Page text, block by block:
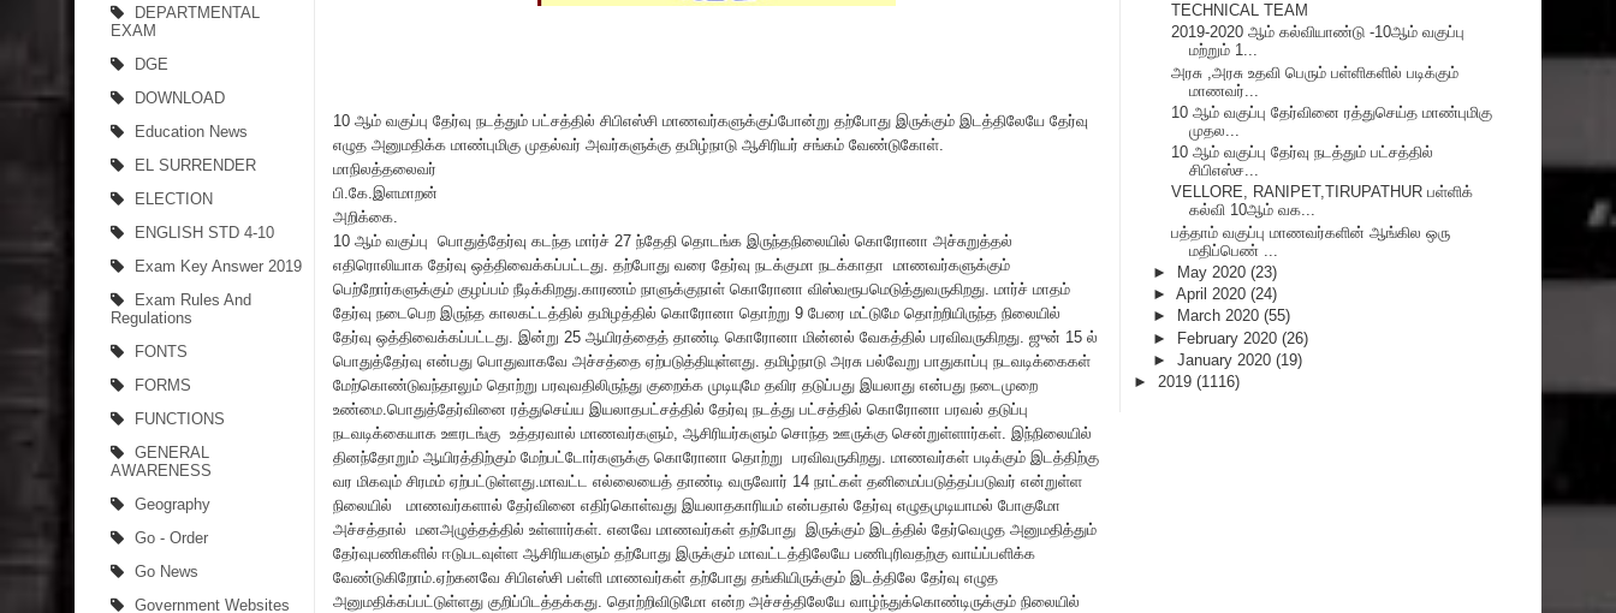
DEPARTMENTAL
EXAM
DGE
DOWNLOAD
Education News
EL SURRENDER
ELECTION
ENGLISH STD 4-10
Exam Key Answer 2019
Exam Rules And
Regulations
FONTS
FORMS
FUNCTIONS
GENERAL
AWARENESS
Geography
Go - Order
Go News
Government Websites
10 ஆம் வகுப்பு தேர்வு நடத்தும் பட்சத்தில் சிபிஎஸ்சி மாணவர்களுக்குப்போன்று தற்போது இருக்கும் இடத்திலேயே தேர்வு
எழுத அனுமதிக்க மாண்புமிகு முதல்வர் அவர்களுக்கு தமிழ்நாடு ஆசிரியர் சங்கம் வேண்டுகோள்.
மாநிலத்தலைவர்
பி.கே.இளமாறன்
அறிக்கை.
10 ஆம் வகுப்பு பொதுத்தேர்வு கடந்த மார்ச் 27 ந்தேதி தொடங்க இருந்தநிலையில் கொரோனா அச்சுறுத்தல்
எதிரொலியாக தேர்வு ஒத்திவைக்கப்பட்டது. தற்போது வரை தேர்வு நடக்குமா நடக்காதா மாணவர்களுக்கும்
பெற்றோர்களுக்கும் குழப்பம் நீடிக்கிறது.காரணம் நாளுக்குநாள் கொரோனா விஸ்வரூபமெடுத்துவருகிறது. மார்ச் மாதம்
தேர்வு நடைபெற இருந்த காலகட்டத்தில் தமிழத்தில் கொரோனா தொற்று 9 பேரை மட்டுமே தொற்றியிருந்த நிலையில்
தேர்வு ஒத்திவைக்கப்பட்டது. இன்று 25 ஆயிரத்தைத் தாண்டி கொரோனா மின்னல் வேகத்தில் பரவிவருகிறது. ஜுன் 15 ல்
பொதுத்தேர்வு என்பது பொதுவாகவே அச்சத்தை ஏற்படுத்தியுள்ளது. தமிழ்நாடு அரசு பல்வேறு பாதுகாப்பு நடவடிக்கைகள்
மேற்கொண்டுவந்தாலும் தொற்று பரவுவதிலிருந்து குறைக்க முடியுமே தவிர தடுப்பது இயலாது என்பது நடைமுறை
உண்மை.பொதுத்தேர்வினை ரத்துசெய்ய இயலாதபட்சத்தில் தேர்வு நடத்து பட்சத்தில் கொரோனா பரவல் தடுப்பு
நடவடிக்கையாக ஊரடங்கு உத்தரவால் மாணவர்களும், ஆசிரியர்களும் சொந்த ஊருக்கு சென்றுள்ளார்கள். இந்நிலையில்
தினந்தோறும் ஆயிரத்திற்கும் மேற்பட்டோர்களுக்கு கொரோனா தொற்று பரவிவருகிறது. மாணவர்கள் படிக்கும் இடத்திற்கு
வர மிகவும் சிரமம் ஏற்பட்டுள்ளது.மாவட்ட எல்லையைத் தாண்டி வருவோர் 14 நாட்கள் தனிமைப்படுத்தப்படுவர் என்றுள்ள
நிலையில் மாணவர்களால் தேர்வினை எதிர்கொள்வது இயலாதகாரியம் என்பதால் தேர்வு எழுதமுடியாமல் போகுமோ
அச்சத்தால் மனஅழுத்தத்தில் உள்ளார்கள். எனவே மாணவர்கள் தற்போது இருக்கும் இடத்தில் தேர்வெழுத அனுமதித்தும்
தேர்வுபணிகளில் ஈடுபடவுள்ள ஆசிரியகளும் தற்போது இருக்கும் மாவட்டத்திலேயே பணிபுரிவதற்கு வாய்ப்பளிக்க
வேண்டுகிறோம்.ஏற்கனவே சிபிஎஸ்சி பள்ளி மாணவர்கள் தற்போது தங்கியிருக்கும் இடத்திலே தேர்வு எழுத
அனுமதிக்கப்பட்டுள்ளது குறிப்பிடத்தக்கது. தொற்றிவிடுமோ என்ற அச்சத்திலேயே வாழ்ந்துக்கொண்டிருக்கும் நிலையில்
TECHNICAL TEAM
2019-2020 ஆம் கல்வியாண்டு -10ஆம் வகுப்பு
மற்றும் 1...
அரசு ,அரசு உதவி பெரும் பள்ளிகளில் படிக்கும்
மாணவர்...
10 ஆம் வகுப்பு தேர்வினை ரத்துசெய்த மாண்புமிகு
முதல...
10 ஆம் வகுப்பு தேர்வு நடத்தும் பட்சத்தில்
சிபிஎஸ்ச...
VELLORE, RANIPET,TIRUPATHUR பள்ளிக்
கல்வி 10ஆம் வக...
பத்தாம் வகுப்பு மாணவர்களின் ஆங்கில ஒரு
மதிப்பெண் ...
►
May 2020 (23)
► April 2020 (24)
►
March 2020 (55)
► February 2020 (26)
► January 2020 (19)
► 2019 (1116)